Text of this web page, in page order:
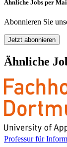
Ähnliche Jobs per
Abonnieren Sie
Jetzt abonnieren
Ähnliche
Professur für